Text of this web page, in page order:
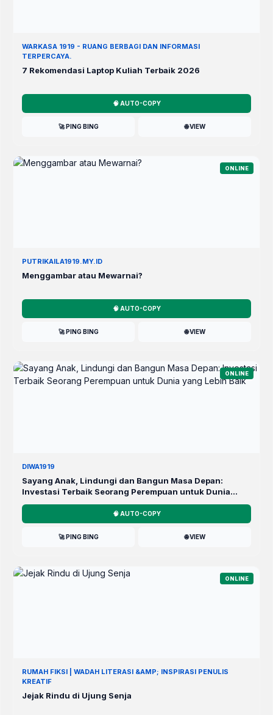
WARKASA 1919 - RUANG BERBAGI DAN INFORMASI
TERPERCAYA.
7 Rekomendasi Laptop Kuliah Terbaik 2026
🧠 AUTO-COPY
🚀 PING BING 🌐 VIEW
ONLINE
PUTRIKAILA1919.MY.ID
Menggambar atau Mewarnai?
🧠 AUTO-COPY
🚀 PING BING 🌐 VIEW
ONLINE
DIWA1919
Sayang Anak, Lindungi dan Bangun Masa Depan:
Investasi Terbaik Seorang Perempuan untuk Dunia
yang Lebih Baik
🧠 AUTO-COPY
🚀 PING BING 🌐 VIEW
ONLINE
RUMAH FIKSI | WADAH LITERASI &AMP; INSPIRASI PENULIS
KREATIF
Jejak Rindu di Ujung Senja